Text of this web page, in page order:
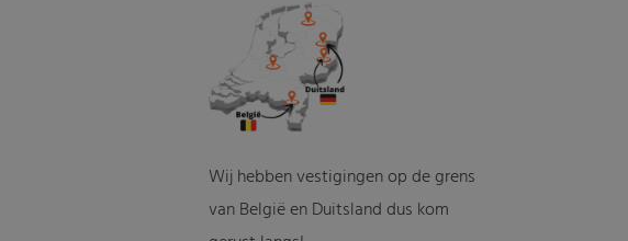
Wij hebben vestigingen op de grens
van België en Duitsland dus kom